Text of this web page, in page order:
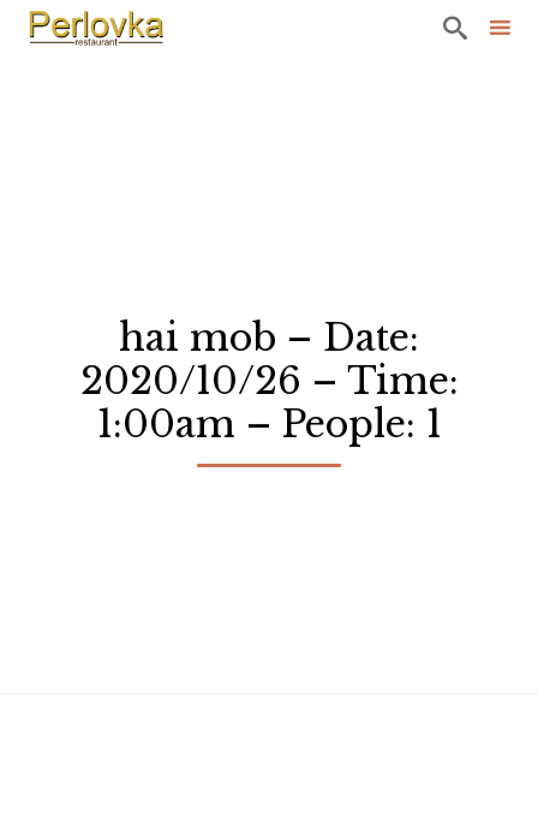

hai mob – Date:
2020/10/26 – Time:
1:00am – People: 1